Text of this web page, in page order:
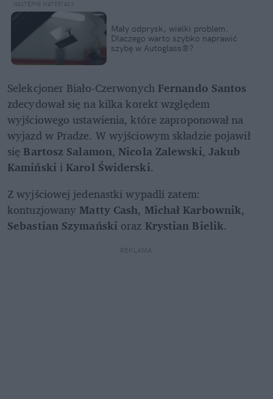
Mały odprysk, wielki problem.
Dlaczego warto szybko naprawić
szybę w Autoglass®?
Selekcjoner Biało-Czerwonych
zdecydował się na kilka korekt względem
wyjściowego ustawienia, które zaproponował na
wyjazd w Pradze. W wyjściowym składzie pojawił
się Bartosz Salamon, Nicola Zalewski, Jakub
Kamiński i Karol Świderski.
Z wyjściowej jedenastki wypadli zatem:
kontuzjowany Matty Cash, Michał Karbownik
Sebastian Szymański oraz Krystian Bielik.
REKLAMA